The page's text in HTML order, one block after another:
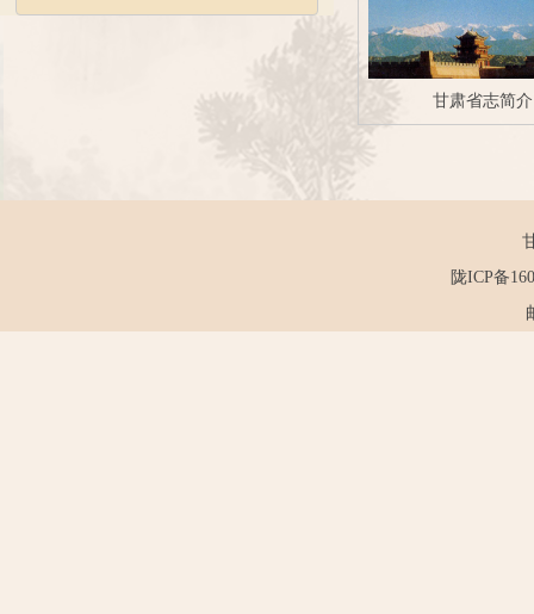
甘肃省志简介
陇ICP备